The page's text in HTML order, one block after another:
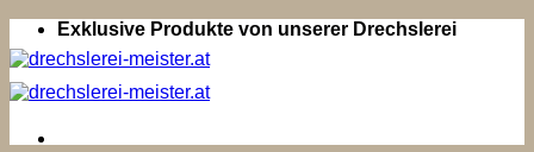
Zum
Inhalt
springen
Exklusive Produkte von unserer Drechslerei